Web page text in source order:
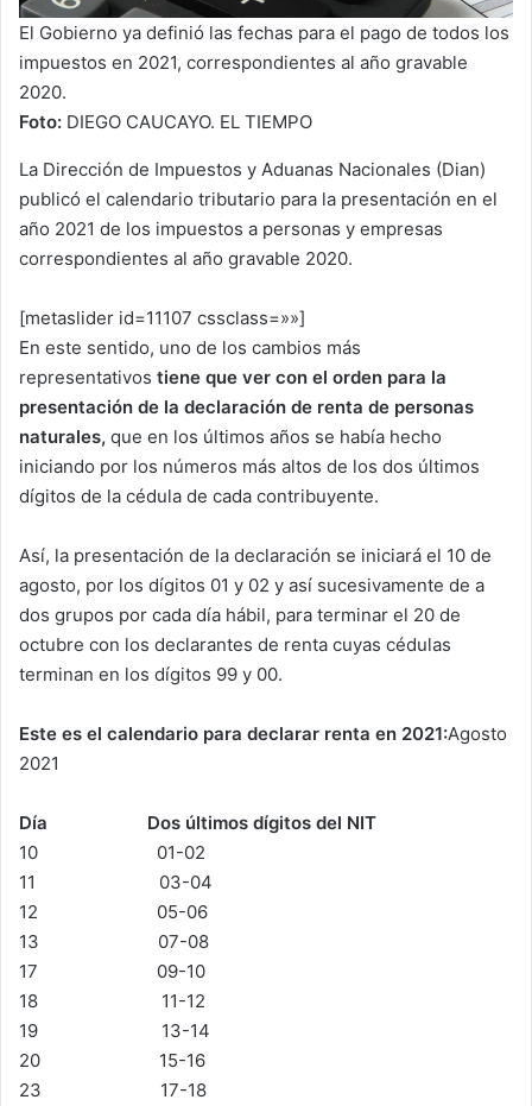
El Gobierno ya definió las fechas para el pago de todos los
impuestos en 2021, correspondientes al año gravable
2020.
Foto: DIEGO CAUCAYO. EL TIEMPO
La Dirección de Impuestos y Aduanas Nacionales (Dian)
publicó el calendario tributario para la presentación en el
año 2021 de los impuestos a personas y empresas
correspondientes al año gravable 2020.
[metaslider id=11107 cssclass=»»]
En este sentido, uno de los cambios más
representativos tiene que ver con el orden para la
presentación de la declaración de renta de personas
naturales, que en los últimos años se había hecho
iniciando por los números más altos de los dos últimos
dígitos de la cédula de cada contribuyente.
Así, la presentación de la declaración se iniciará el 10 de
agosto, por los dígitos 01 y 02 y así sucesivamente de a
dos grupos por cada día hábil, para terminar el 20 de
octubre con los declarantes de renta cuyas cédulas
terminan en los dígitos 99 y 00.
Este es el calendario para declarar renta en 2021:Agosto
2021
Día Dos últimos dígitos del NIT
10 01-02
11 03-04
12 05-06
13 07-08
17 09-10
18 11-12
19 13-14
20 15-16
23 17-18